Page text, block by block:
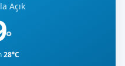
Açık
°
28°C